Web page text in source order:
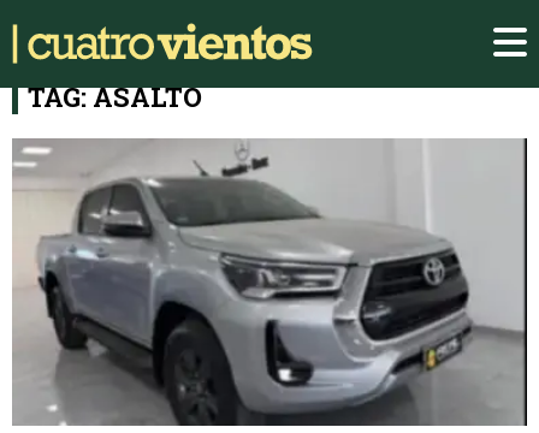
TAG: ASALTO